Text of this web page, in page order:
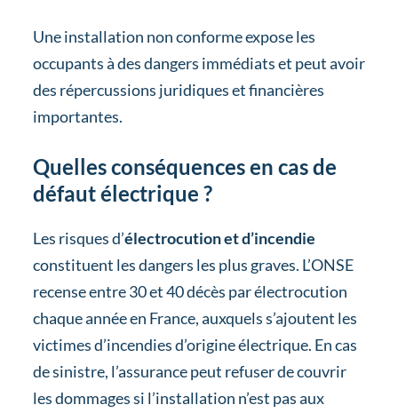
Une installation non conforme expose les
occupants à des dangers immédiats et peut avoir
des répercussions juridiques et financières
importantes.
Quelles conséquences en cas de
défaut électrique ?
Les risques d’électrocution et d’incendie
constituent les dangers les plus graves. L’ONSE
recense entre 30 et 40 décès par électrocution
chaque année en France, auxquels s’ajoutent les
victimes d’incendies d’origine électrique. En cas
de sinistre, l’assurance peut refuser de couvrir
les dommages si l’installation n’est pas aux